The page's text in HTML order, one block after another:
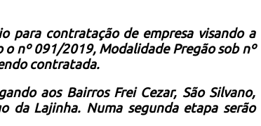
para contratação de empresa visando a
nº 091/2019, Modalidade Pregão sob nº
contratada.
aos Bairros Frei Cezar, São Silvano,
Lajinha. Numa segunda etapa serão